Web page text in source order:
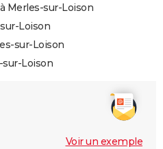
Merles-sur-Loison
Loison
sur-Loison
sur-Loison
Voir un exemple